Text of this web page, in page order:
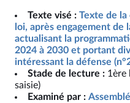
Texte visé : Texte de la
loi, après engagement de
actualisant la
2024 à 2030 et portant
intéressant la défense
Stade de lecture : 1ère
saisie)
Examiné par :